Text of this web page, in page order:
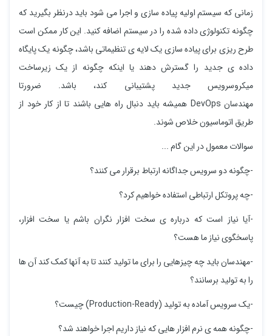
زمانی که سیستم اولیه پیاده سازی و اجرا می شود باید درنظر بگیرید که
چگونه تکنولوژی داده شده را در سیستم اضافه کنید. این کار ممکن است
طرح ریزی برای پیاده سازی یک لایه ی تنظیماتی باشد، چگونه یک پایگاه
داده ی جدید را گسترش دهند یا اینکه چگونه از یک زیرساخت
میکروسرویس جدید پشتیبانی کند، باشد. ضرورتا
مهندسان DevOps همیشه باید دنبال راه هایی باشند تا از کار خود از
طریق اتوماسیون خلاص شوند.
سوالات معمول در این گام ...
-چگونه دو سرویس جداگانه ارتباط برقرار می کنند؟
-چه پروتکل ارتباطی استفاده خواهیم کرد؟
-آیا نیاز است که درباره ی سخت افزار نگران باشم یا سخت افزار،
پاسخگوی نیاز ما هست؟
-مهندسان باید چه چیزهایی را برای ما تولید کنند تا به آنها کمک کند آن ها
را به تولید برسانند؟
-یک سرویس آماده به تولید (Production-Ready) چیست؟
-چگونه همه ی نرم افزار هایی که نیاز داریم اجرا خواهند شد؟